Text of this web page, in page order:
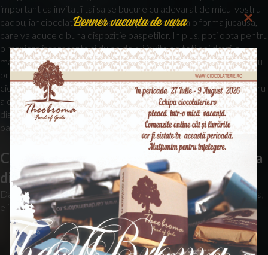
Benner vacanta de vara ×
important ca invitatii tai sa se bucure cu adevarat de micul vostru
cadou, iar ciocolata personalizata poate capata o forma jucausa,
care va aduce o buna dispozitie oaspetilor. In plus, poti opta pentru
o maniera interesanta si dulce de a-i invita pe toti cei dragi la
marele eveniment. Ce parere ai despre invitatiile cu ciocolata sau
praline delicioase? De exemplu, poti alege doua tablete din
ciocolata cu crema fina de lapte si cafea, ambalate ingenios pentru
a compune o invitatie tip carte. Suna bine, asa-i? Nu uita ca ai la
dispozitie o multime de variante prin care iti poti impresiona
oaspetii.
Ce tipuri de marturii nunta ciocolata ai la
dispozitie?
Daca te-ai decis sa optezi pentru marturii ciocolata personalizata,
e important sa stii ca ai la dispozitie mai multe variante:
• Cutii personalizate
• Tablete personalizate
• Varietati marturii nunta ciocolata